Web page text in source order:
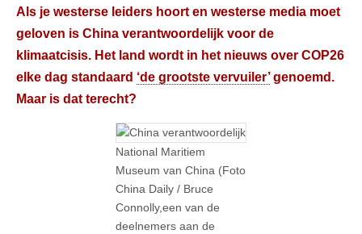
Als je westerse leiders hoort en westerse media moet
geloven is China verantwoordelijk voor de
klimaatcisis. Het land wordt in het nieuws over COP26
elke dag standaard ‘de grootste vervuiler’genoemd.
Maar is dat terecht?
National Maritiem
Museum van China (Foto
China Daily / Bruce
Connolly,een van de
deelnemers aan de